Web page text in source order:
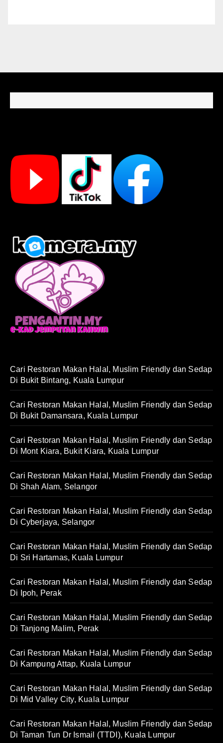
Cari Restoran Makan Halal, Muslim Friendly dan Sedap
Di Bukit Bintang, Kuala Lumpur
Cari Restoran Makan Halal, Muslim Friendly dan Sedap
Di Bukit Damansara, Kuala Lumpur
Cari Restoran Makan Halal, Muslim Friendly dan Sedap
Di Mont Kiara, Bukit Kiara, Kuala Lumpur
Cari Restoran Makan Halal, Muslim Friendly dan Sedap
Di Shah Alam, Selangor
Cari Restoran Makan Halal, Muslim Friendly dan Sedap
Di Cyberjaya, Selangor
Cari Restoran Makan Halal, Muslim Friendly dan Sedap
Di Sri Hartamas, Kuala Lumpur
Cari Restoran Makan Halal, Muslim Friendly dan Sedap
Di Ipoh, Perak
Cari Restoran Makan Halal, Muslim Friendly dan Sedap
Di Tanjong Malim, Perak
Cari Restoran Makan Halal, Muslim Friendly dan Sedap
Di Kampung Attap, Kuala Lumpur
Cari Restoran Makan Halal, Muslim Friendly dan Sedap
Di Mid Valley City, Kuala Lumpur
Cari Restoran Makan Halal, Muslim Friendly dan Sedap
Di Taman Tun Dr Ismail (TTDI), Kuala Lumpur